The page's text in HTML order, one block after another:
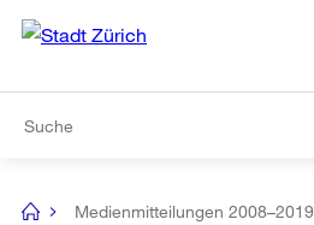
Navigation
[no
Medienmitteilungen 2008–2019